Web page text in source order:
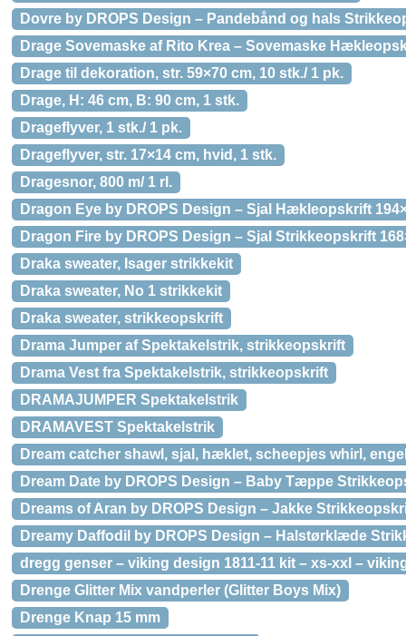
Dovre by DROPS Design – Pandebånd og hals
Drage Sovemaske af Rito Krea – Sovemaske
Drage til dekoration, str. 59×70 cm, 10 stk./ 1 pk.
Drage, H: 46 cm, B: 90 cm, 1 stk.
Drageflyver, 1 stk./ 1 pk.
Drageflyver, str. 17×14 cm, hvid, 1 stk.
Dragesnor, 800 m/ 1 rl.
Dragon Eye by DROPS Design – Sjal Hækleopskrift
Dragon Fire by DROPS Design – Sjal Strikkeopskrift
Draka sweater, Isager strikkekit
Draka sweater, No 1 strikkekit
Draka sweater, strikkeopskrift
Drama Jumper af Spektakelstrik, strikkeopskrift
Drama Vest fra Spektakelstrik, strikkeopskrift
DRAMAJUMPER Spektakelstrik
DRAMAVEST Spektakelstrik
Dream catcher shawl, sjal, hæklet, scheepjes whirl,
Dream Date by DROPS Design – Baby Tæppe
Dreams of Aran by DROPS Design – Jakke
Dreamy Daffodil by DROPS Design – Halstørklæde
dregg genser – viking design 1811-11 kit – xs-xxl –
Drenge Glitter Mix vandperler (Glitter Boys Mix)
Drenge Knap 15 mm